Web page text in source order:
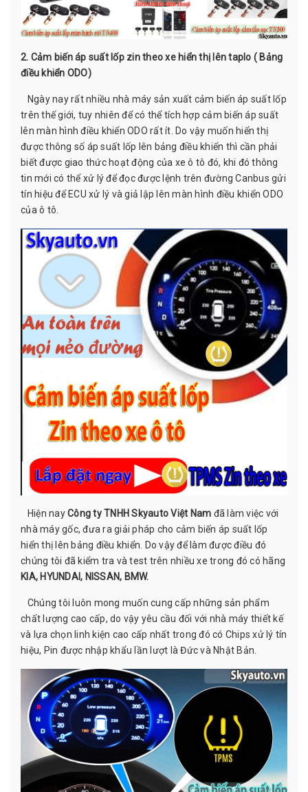
2. Cảm biến áp suất lốp zin theo xe hiển thị lên taplo ( Bảng
điều khiển ODO)
Ngày nay rất nhiều nhà máy sản xuất cảm biến áp suất lốp
trên thế giới, tuy nhiên để có thể tích hợp cảm biến áp suất
lên màn hình điều khiển ODO rất ít. Do vậy muốn hiển thị
được thông số áp suất lốp lên bảng điều khiển thì cần phải
biết được giao thức hoạt động của xe ô tô đó, khi đó thông
tin mới có thể xử lý để đọc được lệnh trên đường Canbus gửi
tín hiệu để ECU xử lý và giả lập lên màn hình điều khiển ODO
của ô tô.
Hiện nayCông ty TNHH Skyauto Việt Nam đã làm việc với
nhà máy gốc, đưa ra giải pháp cho cảm biến áp suất lốp
hiển thị lên bảng điều khiển. Do vậy để làm được điều đó
chúng tôi đã kiểm tra và test trên nhiều xe trong đó có hãng
KIA, HYUNDAI, NISSAN, BMW.
Chúng tôi luôn mong muốn cung cấp những sản phẩm
chất lượng cao cấp, do vậy yêu cầu đối với nhà máy thiết kế
và lựa chọn linh kiện cao cấp nhất trong đó có Chips xử lý tín
hiệu, Pin được nhập khẩu lần lượt là Đức và Nhật Bản.